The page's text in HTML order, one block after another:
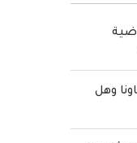
وهل